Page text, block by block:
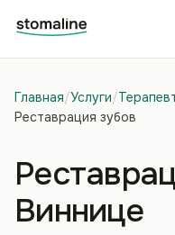
Главная/Услуги/
Реставрация зубов
Виннице